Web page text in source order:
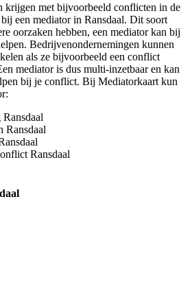
krijgen met bijvoorbeeld conflicten in de
een mediator in Ransdaal. Dit soort
oorzaken hebben, een mediator kan bij
Bedrijvenondernemingen kunnen
als ze bijvoorbeeld een conflict
mediator is dus multi-inzetbaar en kan
bij je conflict. Bij Mediatorkaart kun
Ransdaal
Ransdaal